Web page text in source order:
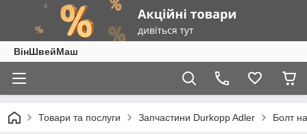
ВінШвейМаш
Товари та послуги Запчастини Durkopp Adler Болт